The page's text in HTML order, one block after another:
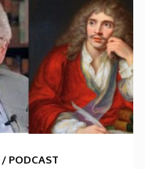
/ PODCAST